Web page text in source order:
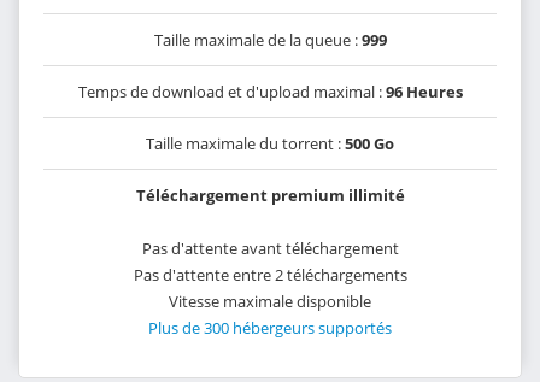
Taille maximale de la queue :999
Temps de download et d'upload maximal :96 Heures
Taille maximale du torrent :500 Go
Téléchargement premium illimité
Pas d'attente avant téléchargement
Pas d'attente entre 2 téléchargements
Vitesse maximale disponible
Plus de 300 hébergeurs supportés